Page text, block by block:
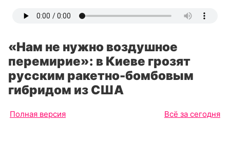
«Нам не нужно воздушное
перемирие»: в Киеве грозят
русским ракетно-бомбовым
гибридом из США
Полная версия Всё за сегодня